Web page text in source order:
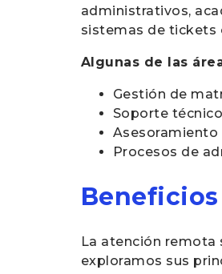
administrativos,
sistemas de tickets
Algunas de las
Gestión de
Soporte
Procesos de
La atención remota
exploramos sus